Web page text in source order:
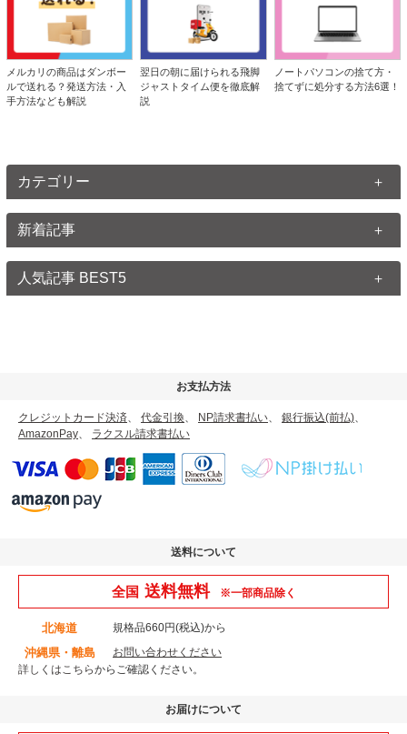
カテゴリー
新着記事
人気記事 BEST5
メルカリの商品はダンボー
ルで送れる？発送方法・入
手方法なども解説
翌日の朝に届けられる飛脚
ジャストタイム便を徹底解
説
ノートパソコンの捨て方・
捨てずに処分する方法6選！
お支払方法
クレジットカード決済 代金引換 NP請求書払い 銀行振込(前払)
AmazonPay
ラクスル請求書払い
送料について
全国 送料無料 ※一部商品除く
北海道 規格品660円(税込)から
沖縄県・離島
お問い合わせください
詳しくはこちらからご確認ください。
お届けについて